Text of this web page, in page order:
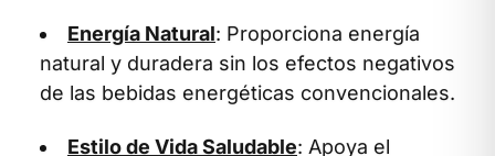
Energía Natural: Proporciona energía
natural y duradera sin los efectos negativos
de las bebidas energéticas convencionales.
Estilo de Vida Saludable: Apoya el